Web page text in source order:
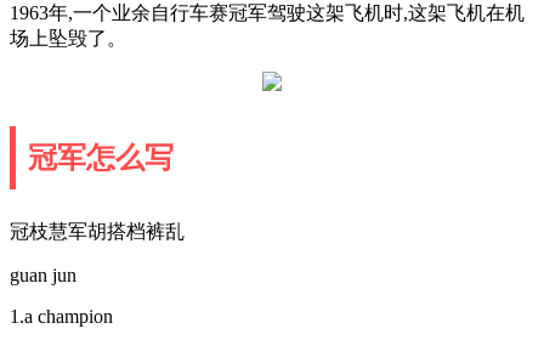
1963年,一个业余自行车赛冠军驾驶这架飞机时,这架飞机在机
场上坠毁了。
冠军怎么写
冠枝慧军胡搭档裤乱
guan jun
1.a champion